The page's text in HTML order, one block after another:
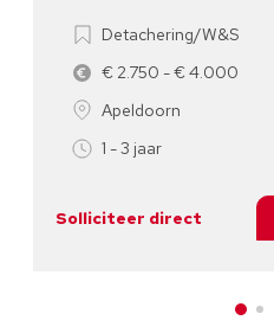
Detachering/W&S
€ 2.750 - € 4.000
Apeldoorn
1 - 3 jaar
Solliciteer direct